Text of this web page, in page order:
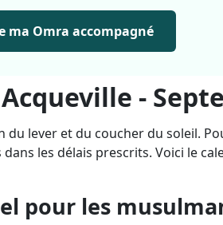
ma Omra accompagné
-
lever et du coucher du soleil.
les délais prescrits. Voici le
pour les